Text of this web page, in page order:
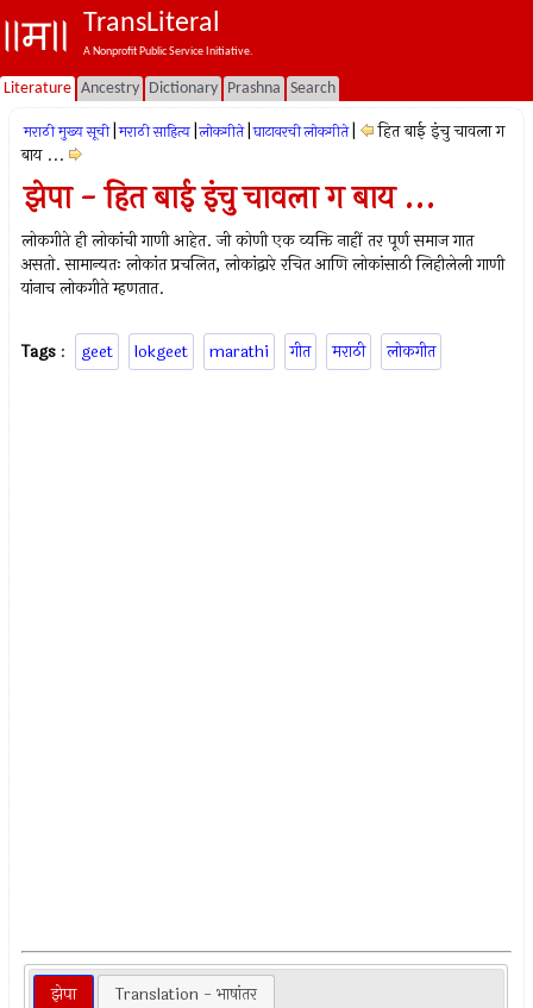
TransLiteral
A Nonprofit Public Service Initiative.
Literature Ancestry Dictionary Prashna Search
मराठी मुख्य सूची मराठी साहित्य लोकगीते घाटावरची लोकगीते
हित बाई इंचु चावला ग
बाय ...
झेपा - हित बाई इंचु चावला ग बाय ...
लोकगीते ही लोकांची गाणी आहेत. जी कोणी एक व्यक्ति नाहीं तर पूर्ण समाज गात
असतो. सामान्यतः लोकांत प्रचलित, लोकांद्वारे रचित आणि लोकांसाठी लिहीलेली गाणी
यांनाच लोकगीते म्हणतात.
Tags : geet lokgeet marathi गीत मराठी लोकगीत
झेपा Translation - भाषांतर